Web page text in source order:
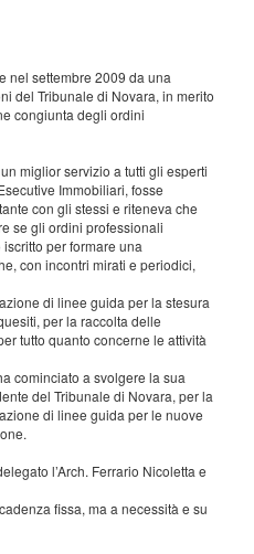
nel settembre 2009 da una
del Tribunale di Novara, in merito
congiunta degli ordini
miglior servizio a tutti gli esperti
Immobiliari, fosse
con gli stessi e riteneva che
se gli ordini professionali
per formare una
con incontri mirati e periodici,
di linee guida per la stesura
per la raccolta delle
tutto quanto concerne le attività
cominciato a svolgere la sua
del Tribunale di Novara, per la
di linee guida per le nuove
l’Arch. Ferrario Nicoletta e
fissa, ma a necessità e su